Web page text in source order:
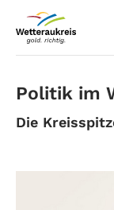
Politik im
Die